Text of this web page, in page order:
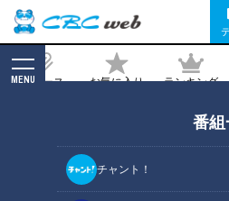
ニュース お気に入り ランキング
MENU
番組
チャント！
ントコーンの“できたて
ン限定で登場